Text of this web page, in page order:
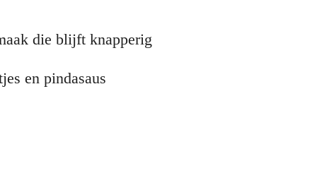
die blijft knapperig
en pindasaus